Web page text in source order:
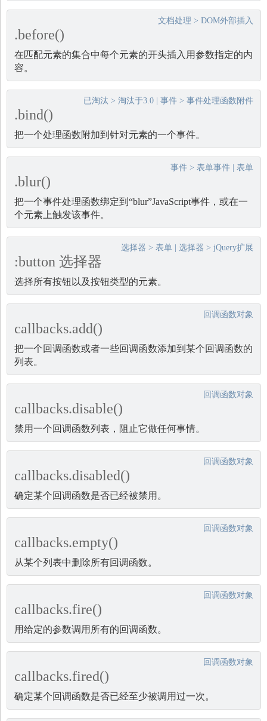
文档处理 > DOM外部插入
.before()
在匹配元素的集合中每个元素的开头插入用参数指定的内
容。
已淘汰 > 淘汰于3.0 事件 > 事件处理函数附件
.bind()
把一个处理函数附加到针对元素的一个事件。
事件 > 表单事件 表单
.blur()
把一个事件处理函数绑定到“blur”JavaScript事件，或在一
个元素上触发该事件。
选择器 > 表单 选择器 > jQuery扩展
:button 选择器
选择所有按钮以及按钮类型的元素。
回调函数对象
callbacks.add()
把一个回调函数或者一些回调函数添加到某个回调函数的
列表。
回调函数对象
callbacks.disable()
禁用一个回调函数列表，阻止它做任何事情。
回调函数对象
callbacks.disabled()
确定某个回调函数是否已经被禁用。
回调函数对象
callbacks.empty()
从某个列表中删除所有回调函数。
回调函数对象
callbacks.fire()
用给定的参数调用所有的回调函数。
回调函数对象
callbacks.fired()
确定某个回调函数是否已经至少被调用过一次。